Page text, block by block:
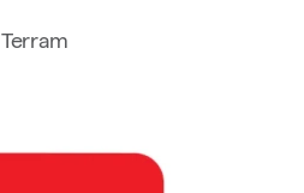
Terram